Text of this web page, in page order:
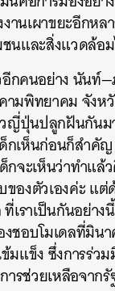
งานเผาขยะอีกห
นและสิ่งแวดล้อ
อีกคนอย่าง นันท์
คามพิทยาคม จัง
วญี่ปุ่นปลูกฝันกัน
กเห็นก่อนก็สำคั
กจะเห็นว่าทำแล้
องตัวเองค่ะ แต่
เราเป็นกันอย่าง
องชอบโมเดลที่มิ
มแข็ง ซึ่งการร่ว
ารช่วยเหลือจาก